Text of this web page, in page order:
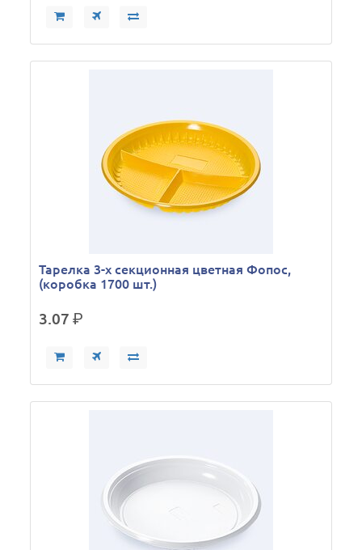
Тарелка 3-х секционная цветная Фопос,
(коробка 1700 шт.)
3.07р.